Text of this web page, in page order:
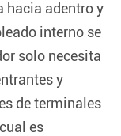
hacia adentro y
interno se
solo necesita
y
de terminales
es